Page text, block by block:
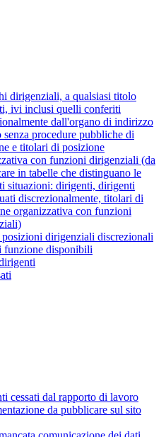
dirigenziali, a qualsiasi titolo
ivi inclusi quelli conferiti
dall'organo di indirizzo
procedure pubbliche di
e titolari di posizione
con funzioni dirigenziali (da
in tabelle che distinguano le
situazioni: dirigenti, dirigenti
discrezionalmente, titolari di
organizzativa con funzioni
dirigenziali discrezionali
funzione disponibili
cessati dal rapporto di lavoro
da pubblicare sul sito